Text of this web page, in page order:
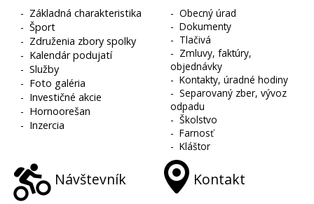
- Základná charakteristika
-Šport
- Združenia zbory spolky
- Kalendár podujatí
-Služby
- Foto galéria
- Investičné akcie
- Hornoorešan
- Inzercia
-Obecný úrad
-Dokumenty
- Tlačivá
- Zmluvy, faktúry,
objednávky
-Kontakty, úradné hodiny
-Separovaný zber, vývoz
odpadu
-Školstvo
-Farnosť
-Kláštor
Návštevník Kontakt